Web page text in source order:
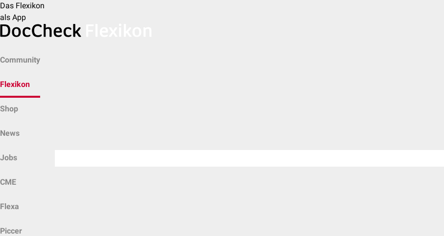
Das Flexikon
als App
Community
Flexikon
Shop
News
Jobs
CME
Flexa
Piccer